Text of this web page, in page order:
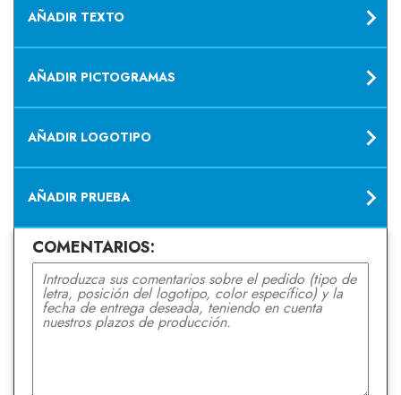
AÑADIR TEXTO
AÑADIR PICTOGRAMAS
AÑADIR LOGOTIPO
AÑADIR PRUEBA
COMENTARIOS: